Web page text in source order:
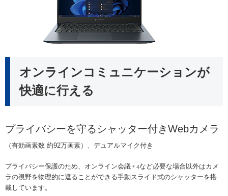
オンラインコミュニケーションが
快適に行える
プライバシーを守るシャッター付きWebカメラ
（有効画素数 約92万画素）、デュアルマイク付き
プライバシー保護のため、オンライン会議 ＊4など必要な場合以外はカメ
ラの視野を物理的に遮ることができる手動スライド式のシャッターを搭
載しています。